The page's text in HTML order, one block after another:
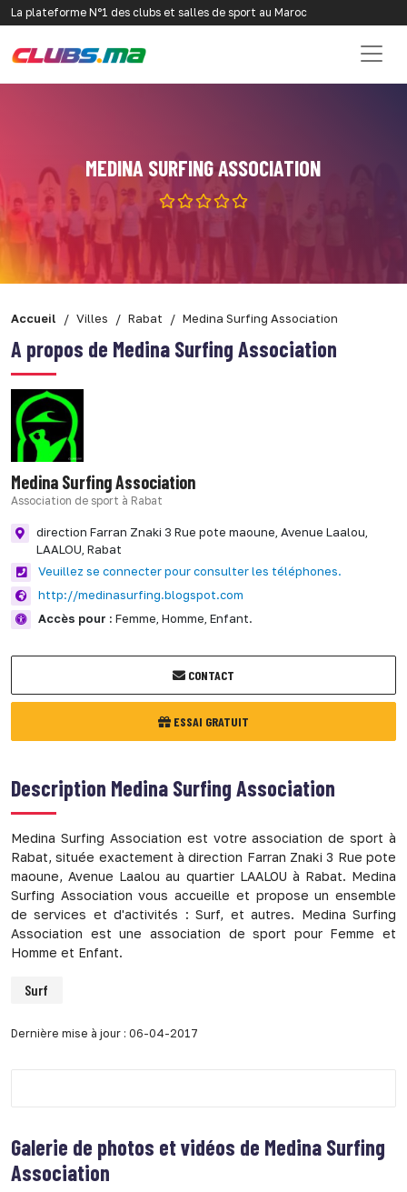
La plateforme N°1 des clubs et salles de sport au Maroc
MEDINA SURFING ASSOCIATION
Accueil Villes Rabat Medina Surfing Association
A propos de Medina Surfing Association
Medina Surfing Association
Association de sport à Rabat
direction Farran Znaki 3 Rue pote maoune, Avenue Laalou,
LAALOU, Rabat
Veuillez se connecter pour consulter les téléphones.
http://medinasurfing.blogspot.com
Accès pour : Femme, Homme, Enfant.
CONTACT
ESSAI GRATUIT
Description Medina Surfing Association
Medina Surfing Association est votre association de sport à
Rabat, située exactement à direction Farran Znaki 3 Rue pote
maoune, Avenue Laalou au quartier LAALOU à Rabat. Medina
Surfing Association vous accueille et propose un ensemble
de services et d'activités : Surf, et autres. Medina Surfing
Association est une association de sport pour Femme et
Homme et Enfant.
Surf
Dernière mise à jour : 06-04-2017
Galerie de photos et vidéos de Medina Surfing
Association